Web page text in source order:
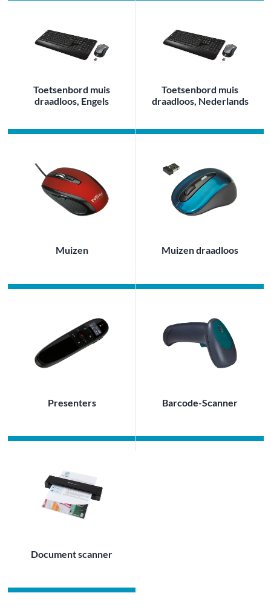
Toetsenbord muis
draadloos, Engels
Toetsenbord muis
draadloos, Nederlands
Muizen Muizen draadloos
Presenters Barcode-Scanner
Document scanner